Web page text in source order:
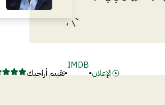
الإعلان•
IMDB
•تقييم أراجيك